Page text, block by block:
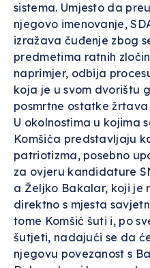
sistema. Umjesto da
njegovo imenovanje,
izražava čuđenje zbog
predmetima ratnih
naprimjer, odbija
koja je u svom dvorištu
posmrtne ostatke
U okolnostima u kojima
Komšića predstavljaju
patriotizma, posebno
za ovjeru kandidature
a Željko Bakalar, koji je
direktno s mjesta
tome Komšić šuti i, po
šutjeti, nadajući se da
njegovu povezanost s